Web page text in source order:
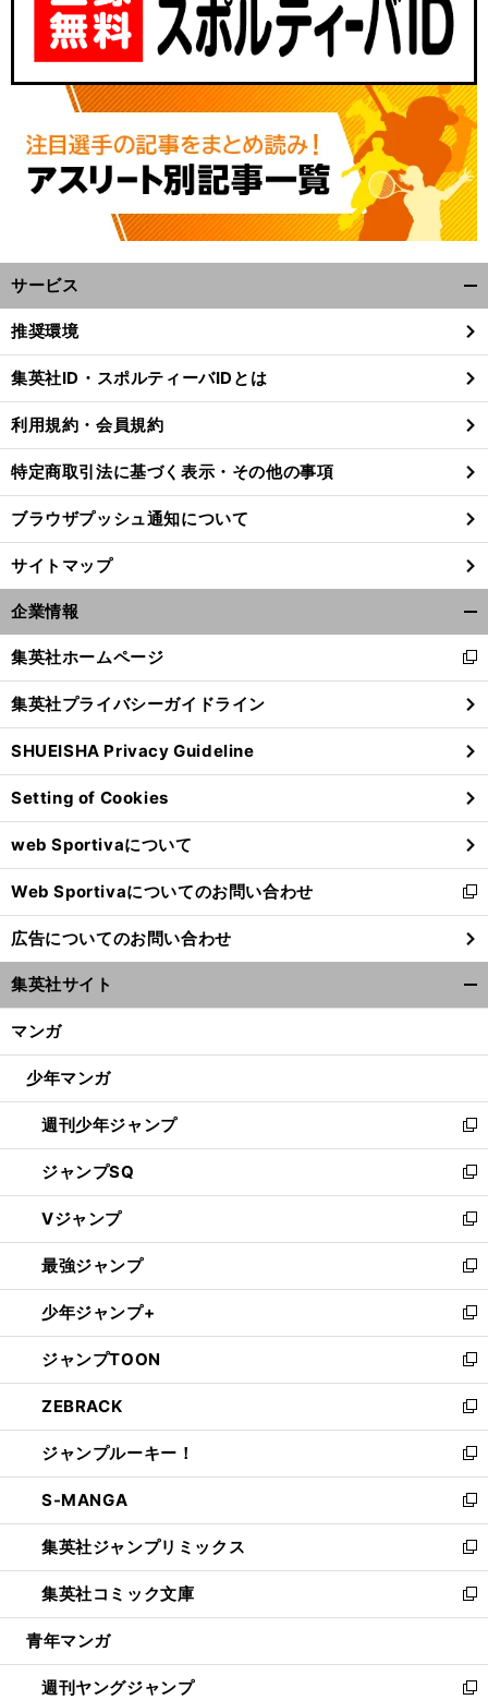
サービス
閉
る
推奨環境
集英社ID・スポルティーバIDとは
利用規約・会員規約
特定商取引法に基づく表示・その他の事項
ブラウザプッシュ通知について
サイトマップ
企業情報
閉
る
集英社ホームページ
新
し
い
ウ
ィ
ン
ド
ウ
で
開
く
集英社プライバシーガイドライン
SHUEISHA Privacy Guideline
Setting of Cookies
web Sportivaについて
Web Sportivaについてのお問い合わせ
新
し
い
ウ
ィ
ン
ウ
開
く
広告についてのお問い合わせ
集英社サイト
マンガ
少年マンガ
週刊少年ジャンプ
新
し
い
ウ
ィ
ン
ド
ウ
で
開
く
ジャンプSQ
新
し
い
ウ
ィ
ン
ド
ウ
で
開
く
Vジャンプ
新
し
い
ウ
ィ
ン
ド
ウ
で
開
く
最強ジャンプ
新
し
い
ウ
ィ
ン
ド
ウ
で
開
く
少年ジャンプ+
新
し
い
ウ
ィ
ン
ド
ウ
で
開
く
ジャンプTOON
新
し
い
ウ
ィ
ン
ド
ウ
で
開
く
ZEBRACK
新
し
い
ウ
ィ
ン
ド
ウ
で
開
ジャンプルーキー！
新
し
い
ウ
ィ
ン
ド
ウ
開
く
S-MANGA
新
し
い
ウ
ィ
ン
ウ
で
集英社ジャンプリミックス
新
し
い
ウ
ン
ド
集英社コミック文庫
新
し
ウ
ィ
青年マンガ
週刊ヤングジャンプ
新